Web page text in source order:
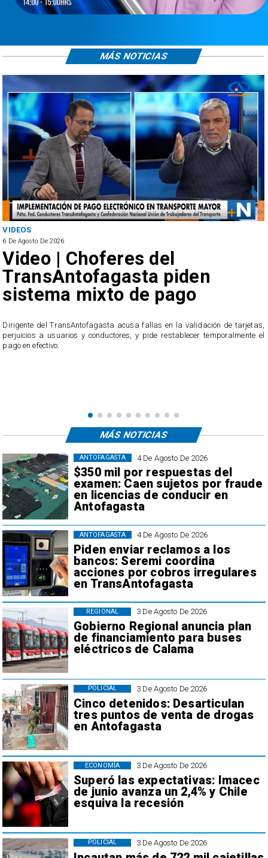
VIDEOS
6 De Agosto De 2026
Video | Choferes del
TransAntofagasta piden
sistema mixto de pago
​Dirigente del TransAntofagasta acusa fallas en la validación de tarjetas,
perjuicios a usuarios y conductores, y pide restablecer temporalmente el
pago en efectivo.
MÁS NOTICIAS
4 De Agosto De 2026
$350 mil por respuestas del
examen: Caen sujetos por fraude
en licencias de conducir en
Antofagasta
ANTOFAGASTA
4 De Agosto De 2026
Piden enviar reclamos a los
bancos: Seremi coordina
acciones por cobros irregulares
en TransAntofagasta
ANTOFAGASTA
3 De Agosto De 2026
Gobierno Regional anuncia plan
de financiamiento para buses
eléctricos de Calama
REGIONAL
3 De Agosto De 2026
Cinco detenidos: Desarticulan
tres puntos de venta de drogas
en Antofagasta
POLICIAL
3 De Agosto De 2026
Superó las expectativas: Imacec
de junio avanza un 2,4% y Chile
esquiva la recesión
ECONOMÍA
3 De Agosto De 2026
POLICIAL
MÁS NOTICIAS